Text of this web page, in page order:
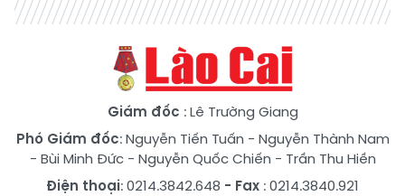
Giám đốc : Lê Trường Giang
Phó Giám đốc:Nguyễn Tiến Tuấn - Nguyễn Thành Nam
- Bùi Minh Đức- Nguyễn Quốc Chiến - Trần Thu Hiền
Điện thoại: 0214.3842.648 - Fax : 0214.3840.921